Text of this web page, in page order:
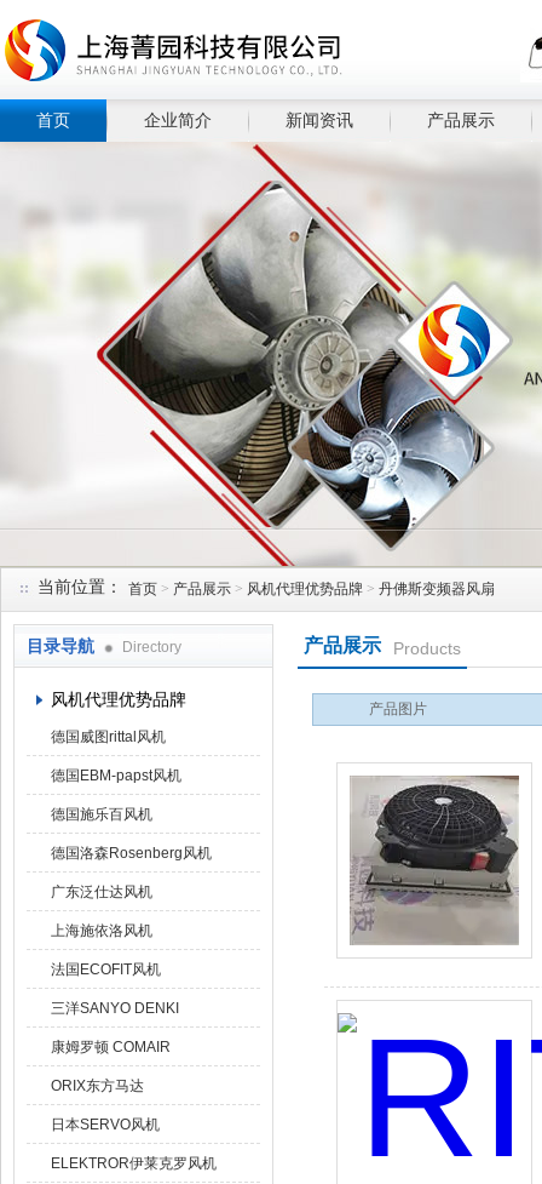
首页 企业简介 新闻资讯 产品展示
当前位置： 首页 > 产品展示 > 风机代理优势品牌 > 丹佛斯变频器风扇
目录导航 Directory
风机代理优势品牌
德国威图rittal风机
德国EBM-papst风机
德国施乐百风机
德国洛森Rosenberg风机
广东泛仕达风机
上海施依洛风机
法国ECOFIT风机
三洋SANYO DENKI
康姆罗顿 COMAIR
ORIX东方马达
日本SERVO风机
ELEKTROR伊莱克罗风机
产品展示 Products
产品图片